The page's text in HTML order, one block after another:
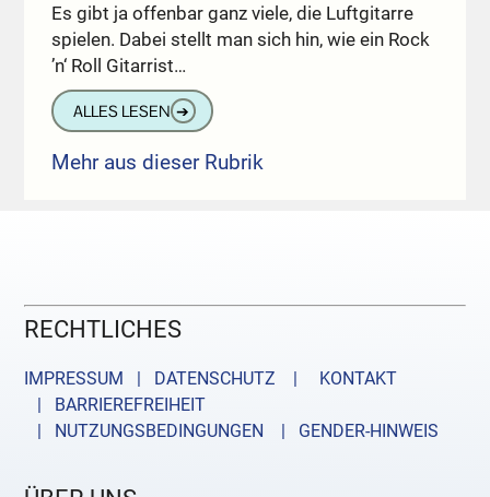
Es gibt ja offenbar ganz viele, die Luftgitarre
spielen. Dabei stellt man sich hin, wie ein Rock
’n‘ Roll Gitarrist…
ALLES LESEN ➔
Mehr aus dieser Rubrik
RECHTLICHES
IMPRESSUM | DATENSCHUTZ |
KONTAKT
| BARRIEREFREIHEIT
| NUTZUNGSBEDINGUNGEN
| GENDER-HINWEIS